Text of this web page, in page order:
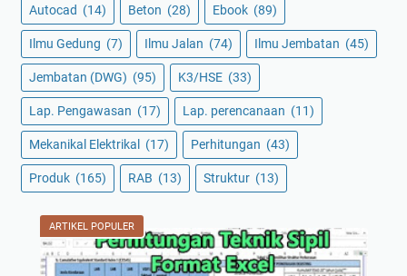
Autocad (14) Beton (28) Ebook (89)
Ilmu Gedung (7) Ilmu Jalan (74) Ilmu Jembatan (45)
Jembatan (DWG) (95) K3/HSE (33)
Lap. Pengawasan (17) Lap. perencanaan (11)
Mekanikal Elektrikal (17) Perhitungan (43)
Produk (165) RAB (13) Struktur (13)
ARTIKEL POPULER